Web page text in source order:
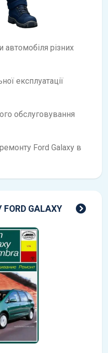
різних
експлуатації
обслуговування
Ford Galaxy в
GALAXY